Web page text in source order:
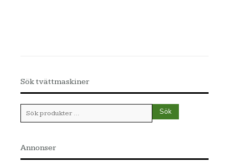
Sök tvättmaskiner
Sök
efter:
Sök
Annonser